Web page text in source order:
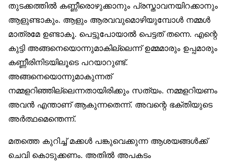
തുടക്കത്തില്‍ കണ്ണീരൊഴുക്കാനും പ്രസ്താവനയിറക്കാനും
ആളുണ്ടാകും. ആളും ആരവവുമൊഴിയുമ്പോള്‍ നമ്മള്‍
മാത്രമേ ഉണ്ടാകൂ. പെട്ടുപോയാല്‍ പെട്ടത് തന്നെ. എന്റെ
കുട്ടി അങ്ങനെയൊന്നുമാകില്ലെന്ന് ഉമ്മമാരും ഉപ്പമാരും
കണ്ണീരിനിടയിലൂടെ പറയാറുണ്ട്.
അങ്ങനെയൊന്നുമാകുന്നത്
നമ്മളറിഞ്ഞില്ലെന്നതായിരിക്കും സത്യം. നമ്മളറിയണം
അവന്‍ എന്താണ് ആകുന്നതെന്ന്. അവന്റെ ഭക്തിയുടെ
അര്‍ത്ഥമെന്തെന്ന്.
മതത്തെ കുറിച്ച് മക്കള്‍ പങ്കുവെക്കുന്ന ആശയങ്ങള്‍ക്ക്
ചെവി കൊടുക്കണം. അതില്‍ അപകടം